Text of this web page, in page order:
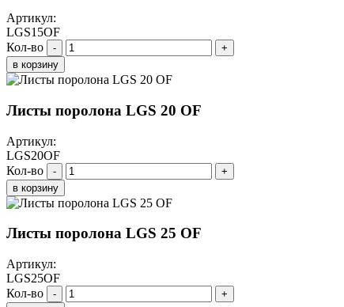
Артикул:
LGS15OF
Кол-во
-
+
в корзину
Листы поролона LGS 20 OF
Артикул:
LGS20OF
Кол-во
-
+
в корзину
Листы поролона LGS 25 OF
Артикул:
LGS25OF
Кол-во
-
+